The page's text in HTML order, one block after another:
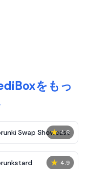
をもっ
★ 4.8
Swap Showcase
★ 4.9